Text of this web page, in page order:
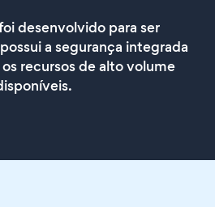
desenvolvido para ser
a segurança integrada
recursos de alto volume